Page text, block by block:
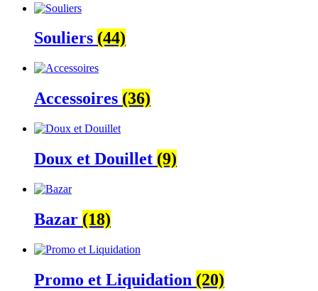
Souliers (44)
Accessoires (36)
Doux et Douillet (9)
Bazar (18)
Promo et Liquidation (20)